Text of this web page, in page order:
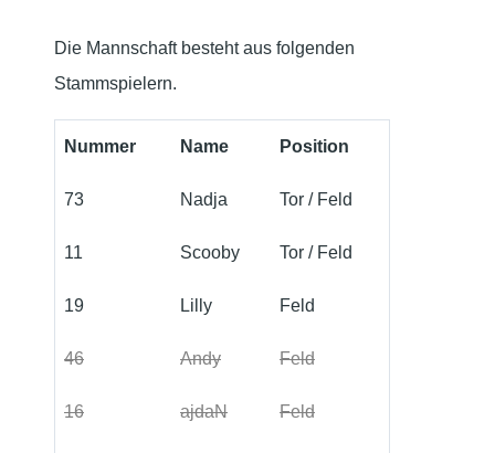
Die Mannschaft besteht aus folgenden
Stammspielern.
Nummer Name Position
73 Nadja Tor / Feld
11 Scooby Tor / Feld
19 Lilly Feld
46 Andy Feld
16 ajdaN Feld